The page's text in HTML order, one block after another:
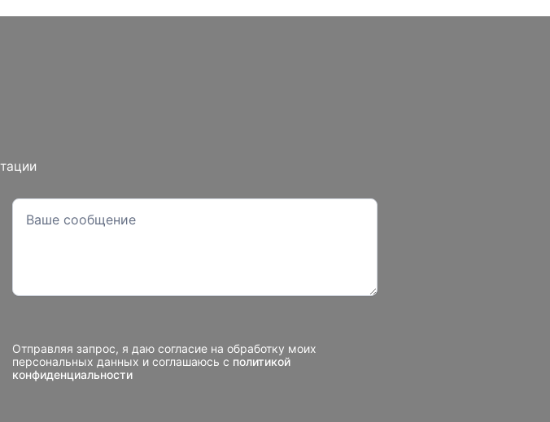
Отправляя запрос, я даю согласие на обработку моих
персональных данных и соглашаюсь с политикой
конфиденциальности